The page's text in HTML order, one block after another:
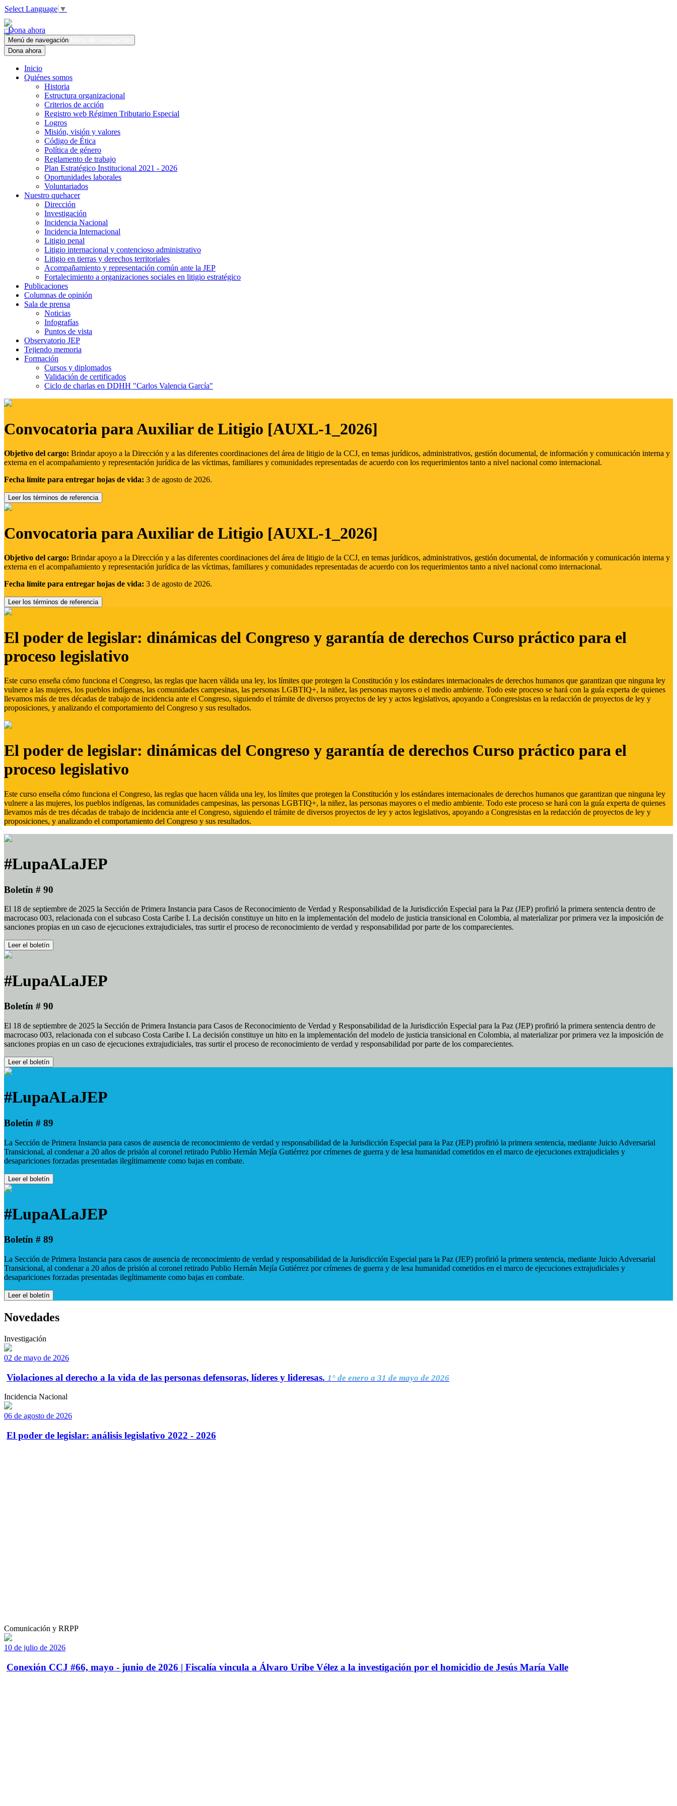
Select Language ▼
Dona ahora
Menú de navegación
Dona ahora
Inicio
Quiénes somos
Historia
Estructura organizacional
Criterios de acción
Registro web Régimen Tributario Especial
Logros
Misión, visión y valores
Código de Ética
Política de género
Reglamento de trabajo
Plan Estratégico Institucional 2021 - 2026
Oportunidades laborales
Voluntariados
Nuestro quehacer
Dirección
Investigación
Incidencia Nacional
Incidencia Internacional
Litigio penal
Litigio internacional y contencioso administrativo
Litigio en tierras y derechos territoriales
Acompañamiento y representación común ante la JEP
Fortalecimiento a organizaciones sociales en litigio estratégico
Publicaciones
Columnas de opinión
Sala de prensa
Noticias
Infografías
Puntos de vista
Observatorio JEP
Tejiendo memoria
Formación
Cursos y diplomados
Validación de certificados
Ciclo de charlas en DDHH "Carlos Valencia García"
Convocatoria para Auxiliar de Litigio [AUXL-1_2026]
Objetivo del cargo: Brindar apoyo a la Dirección y a las diferentes coordinaciones del área de litigio de la CCJ, en temas jurídicos, administrativos, gestión documental, de información y comunicación interna y
externa en el acompañamiento y representación jurídica de las víctimas, familiares y comunidades representadas de acuerdo con los requerimientos tanto a nivel nacional como internacional.
Fecha límite para entregar hojas de vida: 3 de agosto de 2026.
Leer los términos de referencia
Convocatoria para Auxiliar de Litigio [AUXL-1_2026]
Objetivo del cargo: Brindar apoyo a la Dirección y a las diferentes coordinaciones del área de litigio de la CCJ, en temas jurídicos, administrativos, gestión documental, de información y comunicación interna y
externa en el acompañamiento y representación jurídica de las víctimas, familiares y comunidades representadas de acuerdo con los requerimientos tanto a nivel nacional como internacional.
Fecha límite para entregar hojas de vida: 3 de agosto de 2026.
Leer los términos de referencia
El poder de legislar: dinámicas del Congreso y garantía de derechos Curso práctico para el
proceso legislativo
Este curso enseña cómo funciona el Congreso, las reglas que hacen válida una ley, los límites que protegen la Constitución y los estándares internacionales de derechos humanos que garantizan que ninguna ley
vulnere a las mujeres, los pueblos indígenas, las comunidades campesinas, las personas LGBTIQ+, la niñez, las personas mayores o el medio ambiente. Todo este proceso se hará con la guía experta de quienes
llevamos más de tres décadas de trabajo de incidencia ante el Congreso, siguiendo el trámite de diversos proyectos de ley y actos legislativos, apoyando a Congresistas en la redacción de proyectos de ley y
proposiciones, y analizando el comportamiento del Congreso y sus resultados.
El poder de legislar: dinámicas del Congreso y garantía de derechos Curso práctico para el
proceso legislativo
Este curso enseña cómo funciona el Congreso, las reglas que hacen válida una ley, los límites que protegen la Constitución y los estándares internacionales de derechos humanos que garantizan que ninguna ley
vulnere a las mujeres, los pueblos indígenas, las comunidades campesinas, las personas LGBTIQ+, la niñez, las personas mayores o el medio ambiente. Todo este proceso se hará con la guía experta de quienes
llevamos más de tres décadas de trabajo de incidencia ante el Congreso, siguiendo el trámite de diversos proyectos de ley y actos legislativos, apoyando a Congresistas en la redacción de proyectos de ley y
proposiciones, y analizando el comportamiento del Congreso y sus resultados.
#LupaALaJEP
Boletín # 90
El 18 de septiembre de 2025 la Sección de Primera Instancia para Casos de Reconocimiento de Verdad y Responsabilidad de la Jurisdicción Especial para la Paz (JEP) profirió la primera sentencia dentro de
macrocaso 003, relacionada con el subcaso Costa Caribe I. La decisión constituye un hito en la implementación del modelo de justicia transicional en Colombia, al materializar por primera vez la imposición de
sanciones propias en un caso de ejecuciones extrajudiciales, tras surtir el proceso de reconocimiento de verdad y responsabilidad por parte de los comparecientes.
Leer el boletín
#LupaALaJEP
Boletín # 90
El 18 de septiembre de 2025 la Sección de Primera Instancia para Casos de Reconocimiento de Verdad y Responsabilidad de la Jurisdicción Especial para la Paz (JEP) profirió la primera sentencia dentro de
macrocaso 003, relacionada con el subcaso Costa Caribe I. La decisión constituye un hito en la implementación del modelo de justicia transicional en Colombia, al materializar por primera vez la imposición de
sanciones propias en un caso de ejecuciones extrajudiciales, tras surtir el proceso de reconocimiento de verdad y responsabilidad por parte de los comparecientes.
Leer el boletín
#LupaALaJEP
Boletín # 89
La Sección de Primera Instancia para casos de ausencia de reconocimiento de verdad y responsabilidad de la Jurisdicción Especial para la Paz (JEP) profirió la primera sentencia, mediante Juicio Adversarial
Transicional, al condenar a 20 años de prisión al coronel retirado Publio Hernán Mejía Gutiérrez por crímenes de guerra y de lesa humanidad cometidos en el marco de ejecuciones extrajudiciales y
desapariciones forzadas presentadas ilegítimamente como bajas en combate.
Leer el boletín
#LupaALaJEP
Boletín # 89
La Sección de Primera Instancia para casos de ausencia de reconocimiento de verdad y responsabilidad de la Jurisdicción Especial para la Paz (JEP) profirió la primera sentencia, mediante Juicio Adversarial
Transicional, al condenar a 20 años de prisión al coronel retirado Publio Hernán Mejía Gutiérrez por crímenes de guerra y de lesa humanidad cometidos en el marco de ejecuciones extrajudiciales y
desapariciones forzadas presentadas ilegítimamente como bajas en combate.
Leer el boletín
Novedades
Investigación
02 de mayo de 2026
Violaciones al derecho a la vida de las personas defensoras, líderes y lideresas. 1° de enero a 31 de mayo de 2026
Incidencia Nacional
06 de agosto de 2026
El poder de legislar: análisis legislativo 2022 - 2026
Comunicación y RRPP
10 de julio de 2026
Conexión CCJ #66, mayo - junio de 2026 | Fiscalía vincula a Álvaro Uribe Vélez a la investigación por el homicidio de Jesús María Valle